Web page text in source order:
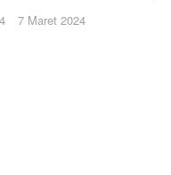
7 Maret 2024